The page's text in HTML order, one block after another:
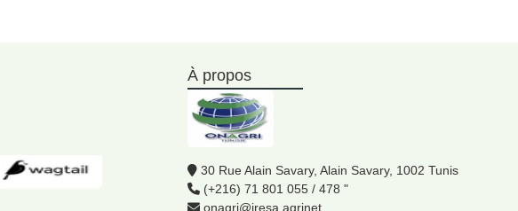
À propos
30 Rue Alain Savary, Alain Savary, 1002 Tunis
(+216) 71 801 055 / 478 "
onagri@iresa.agrinet